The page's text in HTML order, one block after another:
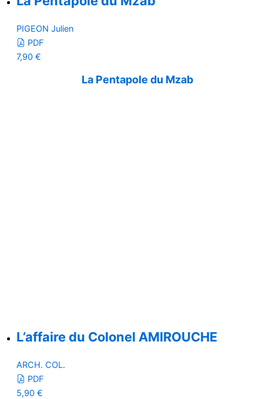
PIGEON Julien
PDF
7,90 €
La Pentapole du Mzab
L’affaire du Colonel AMIROUCHE
ARCH. COL.
PDF
5,90 €